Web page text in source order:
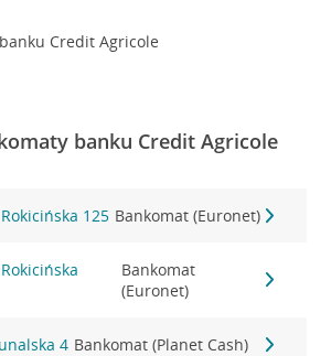
Credit Agricole
banku Credit Agricole
125 Bankomat (Euronet)
Bankomat
(Euronet)
4 Bankomat (Planet Cash)